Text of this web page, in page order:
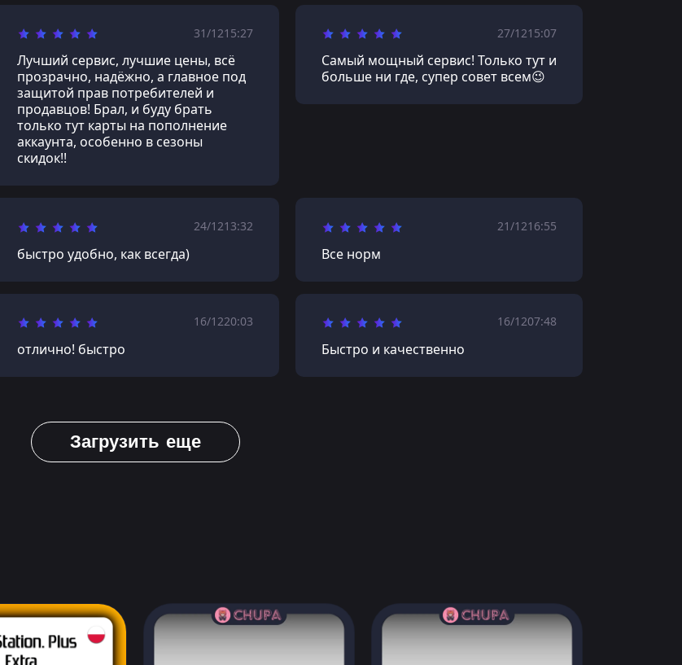
31/1215:27
Лучший сервис, лучшие цены, всё
прозрачно, надёжно, а главное под
защитой прав потребителей и
продавцов! Брал, и буду брать
только тут карты на пополнение
аккаунта, особенно в сезоны
скидок!!
27/1215:07
Самый мощный сервис! Только тут и
больше ни где, супер совет всем😉
24/1213:32
быстро удобно, как всегда)
21/1216:55
Все норм
16/1220:03
отлично! быстро
16/1207:48
Быстро и качественно
Загрузить еще